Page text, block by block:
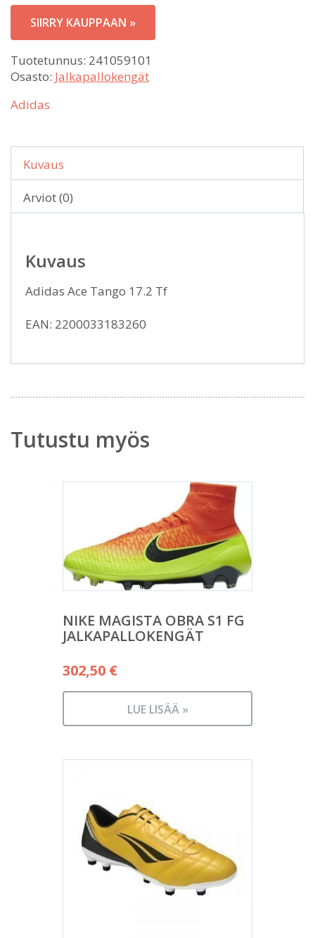
SIIRRY KAUPPAAN »
Tuotetunnus: 241059101
Osasto: Jalkapallokengät
Adidas
Kuvaus
Arviot (0)
Kuvaus
Adidas Ace Tango 17.2 Tf
EAN: 2200033183260
Tutustu myös
NIKE MAGISTA OBRA S1 FG
JALKAPALLOKENGÄT
302,50 €
LUE LISÄÄ »